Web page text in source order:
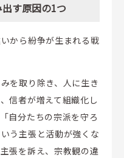
す原因の1つ
から紛争が生まれる戦
を取り除き、人に生き
信者が増えて組織化し
自分たちの宗派を守ろ
う主張と活動が強くな
張を訴え、宗教観の違